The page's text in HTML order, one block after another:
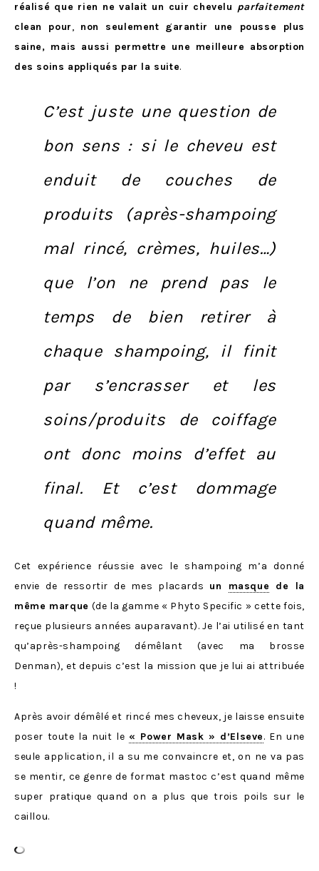
réalisé que rien ne valait un cuir chevelu parfaitement
clean pour, non seulement garantir une pousse plus
saine, mais aussi permettre une meilleure absorption
des soins appliqués par la suite.
C’est juste une question de
bon sens : si le cheveu est
enduit de couches de
produits (après-shampoing
mal rincé, crèmes, huiles…)
que l’on ne prend pas le
temps de bien retirer à
chaque shampoing, il finit
par s’encrasser et les
soins/produits de coiffage
ont donc moins d’effet au
final. Et c’est dommage
quand même.
Cet expérience réussie avec le shampoing m’a donné
envie de ressortir de mes placards un masque de la
même marque (de la gamme « Phyto Specific » cette fois,
reçue plusieurs années auparavant). Je l’ai utilisé en tant
qu’après-shampoing démêlant (avec ma brosse
Denman), et depuis c’est la mission que je lui ai attribuée
!
Après avoir démêlé et rincé mes cheveux, je laisse ensuite
poser toute la nuit le« Power Mask » d’Elseve. En une
seule application, il a su me convaincre et, on ne va pas
se mentir, ce genre de format mastoc c’est quand même
super pratique quand on a plus que trois poils sur le
caillou.